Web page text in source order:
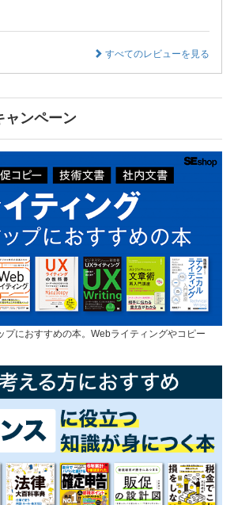
すべてのレビューを見る
ャンペーン
プにおすすめの本。Webライティングやコピー